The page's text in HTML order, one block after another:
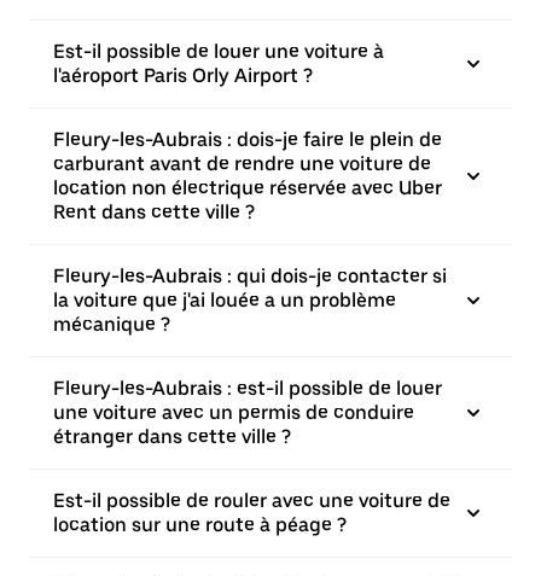
Est-il possible de louer une voiture à
l'aéroport Paris Orly Airport ?
Fleury-les-Aubrais : dois-je faire le plein de
carburant avant de rendre une voiture de
location non électrique réservée avec Uber
Rent dans cette ville ?
Fleury-les-Aubrais : qui dois-je contacter si
la voiture que j'ai louée a un problème
mécanique ?
Fleury-les-Aubrais : est-il possible de louer
une voiture avec un permis de conduire
étranger dans cette ville ?
Est-il possible de rouler avec une voiture de
location sur une route à péage ?